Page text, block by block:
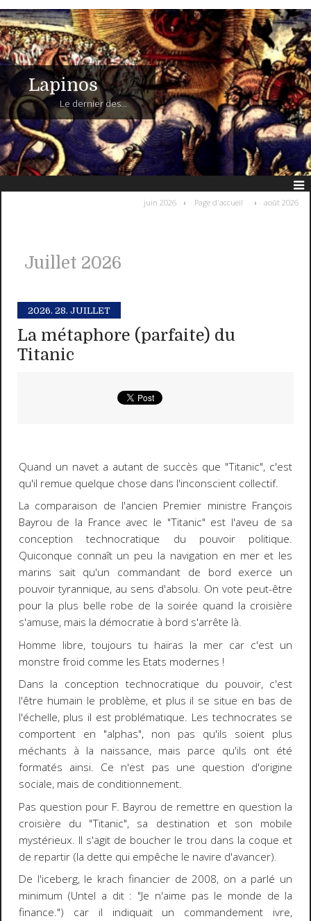
Lapinos
Le dernier des...
juin 2026 Page d'accueil août 2026
Juillet 2026
2026. 28. JUILLET
La métaphore (parfaite) du
Titanic
Quand un navet a autant de succès que "Titanic", c'est
qu'il remue quelque chose dans l'inconscient collectif.
La comparaison de l'ancien Premier ministre François
Bayrou de la France avec le "Titanic" est l'aveu de sa
conception technocratique du pouvoir politique.
Quiconque connaît un peu la navigation en mer et les
marins sait qu'un commandant de bord exerce un
pouvoir tyrannique, au sens d'absolu. On vote peut-être
pour la plus belle robe de la soirée quand la croisière
s'amuse, mais la démocratie à bord s'arrête là.
Homme libre, toujours tu haïras la mer car c'est un
monstre froid comme les Etats modernes !
Dans la conception technocratique du pouvoir, c'est
l'être humain le problème, et plus il se situe en bas de
l'échelle, plus il est problématique. Les technocrates se
comportent en "alphas", non pas qu'ils soient plus
méchants à la naissance, mais parce qu'ils ont été
formatés ainsi. Ce n'est pas une question d'origine
sociale, mais de conditionnement.
Pas question pour F. Bayrou de remettre en question la
croisière du "Titanic", sa destination et son mobile
mystérieux. Il s'agit de boucher le trou dans la coque et
de repartir (la dette qui empêche le navire d'avancer).
De l'iceberg, le krach financier de 2008, on a parlé un
minimum (Untel a dit : "Je n'aime pas le monde de la
finance.") car il indiquait un commandement ivre,